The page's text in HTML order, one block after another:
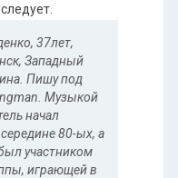
37лет,
Западный
Пишу под
Музыкой
начал
80-ых, а
участником
играющей в